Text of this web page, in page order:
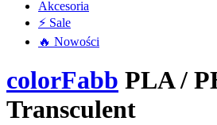
Akcesoria
⚡ Sale
🔥 Nowości
colorFabb PLA /
Transculent